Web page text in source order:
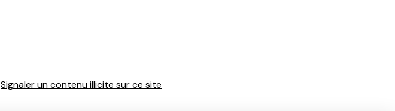
Signaler un contenu illicite sur ce site